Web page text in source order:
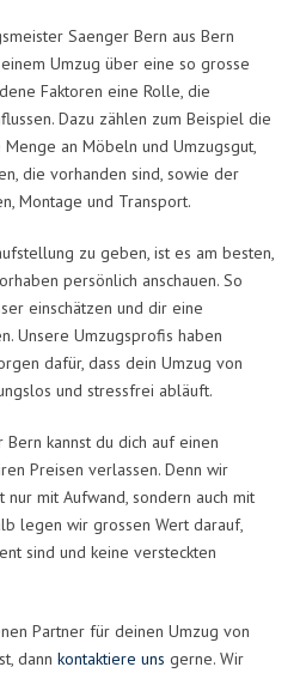
Saenger Bern aus Bern
Umzug über eine so grosse
Faktoren eine Rolle, die
Dazu zählen zum Beispiel die
an Möbeln und Umzugsgut,
die vorhanden sind, sowie der
Montage und Transport.
zu geben, ist es am besten,
persönlich anschauen. So
einschätzen und dir eine
Unsere Umzugsprofis haben
dafür, dass dein Umzug von
und stressfrei abläuft.
kannst du dich auf einen
Preisen verlassen. Denn wir
nur mit Aufwand, sondern auch mit
legen wir grossen Wert darauf,
sind und keine versteckten
Partner für deinen Umzug von
dann kontaktiere uns gerne. Wir